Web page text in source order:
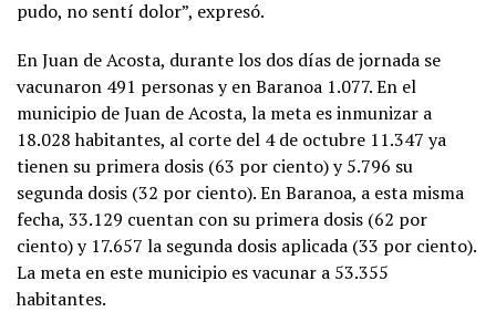
pudo, no sentí dolor”, expresó.
En Juan de Acosta, durante los dos días de jornada se
vacunaron 491 personas y en Baranoa 1.077. En el
municipio de Juan de Acosta, la meta es inmunizar a
18.028 habitantes, al corte del 4 de octubre 11.347 ya
tienen su primera dosis (63 por ciento) y 5.796 su
segunda dosis (32 por ciento). En Baranoa, a esta misma
fecha, 33.129 cuentan con su primera dosis (62 por
ciento) y 17.657 la segunda dosis aplicada (33 por ciento).
La meta en este municipio es vacunar a 53.355
habitantes.